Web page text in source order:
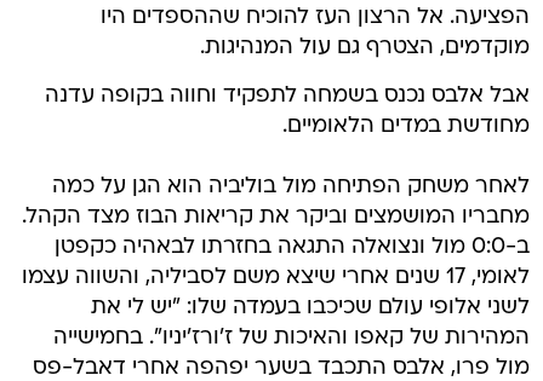
הפציעה. אל הרצון העז להוכיח שההספדים היו
מוקדמים, הצטרף גם עול המנהיגות.
אבל אלבס נכנס בשמחה לתפקיד וחווה בקופה עדנה
מחודשת במדים הלאומיים.
לאחר משחק הפתיחה מול בוליביה הוא הגן על כמה
מחבריו המושמצים וביקר את קריאות הבוז מצד הקהל.
ב-0:0 מול ונצואלה התגאה בחזרתו לבאהיה כקפטן
לאומי, 17 שנים אחרי שיצא משם לסביליה, והשווה עצמו
לשני אלופי עולם שכיכבו בעמדה שלו: "יש לי את
המהירות של קאפו והאיכות של ז'ורז'יניו". בחמישייה
מול פרו, אלבס התכבד בשער יפהפה אחרי דאבל-פס